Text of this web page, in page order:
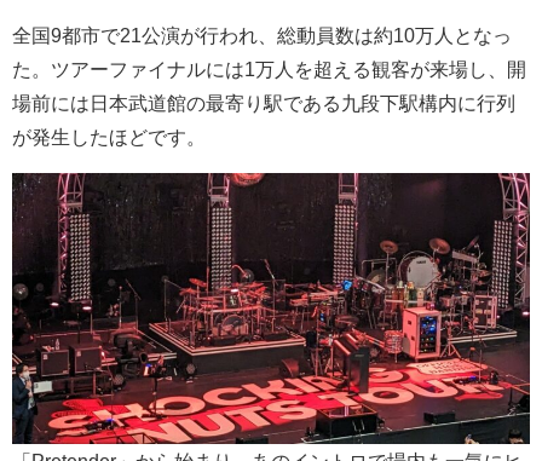
全国9都市で21公演が行われ、総動員数は約10万人となっ
た。ツアーファイナルには1万人を超える観客が来場し、開
場前には日本武道館の最寄り駅である九段下駅構内に行列
が発生したほどです。